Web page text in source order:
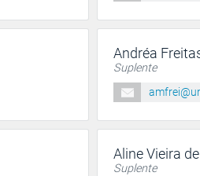
Andréa
Suplente
Aline Vieira
Suplente